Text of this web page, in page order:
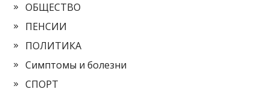
ОБЩЕСТВО
ПЕНСИИ
ПОЛИТИКА
Симптомы и болезни
СПОРТ